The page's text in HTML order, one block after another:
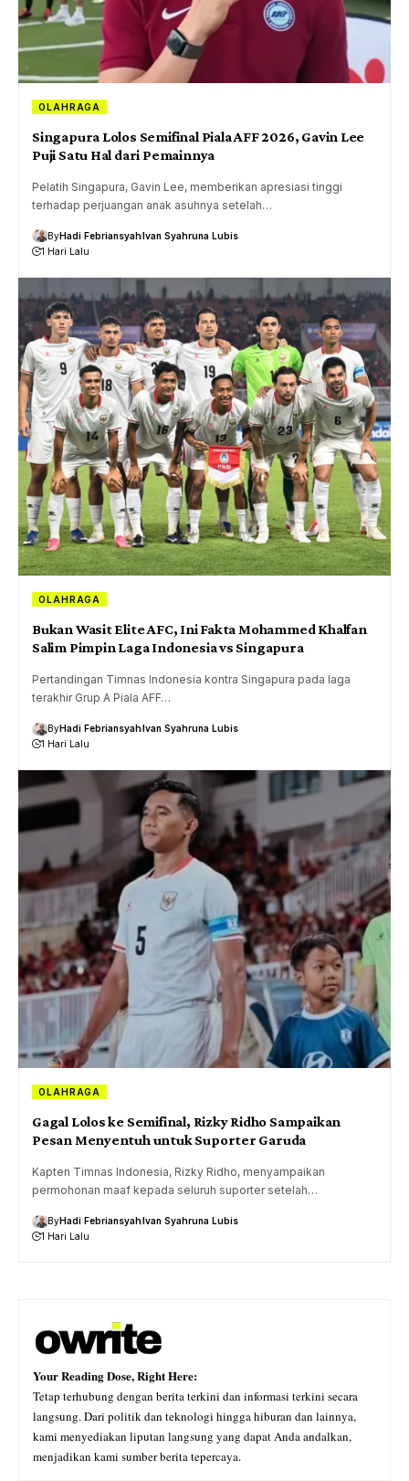
OLAHRAGA
Singapura Lolos Semifinal Piala AFF 2026, Gavin Lee
Puji Satu Hal dari Pemainnya
Pelatih Singapura, Gavin Lee, memberikan apresiasi tinggi
terhadap perjuangan anak asuhnya setelah…
ByHadi FebriansyahIvan Syahruna Lubis
1 Hari Lalu
OLAHRAGA
Bukan Wasit Elite AFC, Ini Fakta Mohammed Khalfan
Salim Pimpin Laga Indonesia vs Singapura
Pertandingan Timnas Indonesia kontra Singapura pada laga
terakhir Grup A Piala AFF…
ByHadi FebriansyahIvan Syahruna Lubis
1 Hari Lalu
OLAHRAGA
Gagal Lolos ke Semifinal, Rizky Ridho Sampaikan
Pesan Menyentuh untuk Suporter Garuda
Kapten Timnas Indonesia, Rizky Ridho, menyampaikan
permohonan maaf kepada seluruh suporter setelah…
ByHadi FebriansyahIvan Syahruna Lubis
1 Hari Lalu
Your Reading Dose, Right Here:
Tetap terhubung dengan berita terkini dan informasi terkini secara
langsung. Dari politik dan teknologi hingga hiburan dan lainnya,
kami menyediakan liputan langsung yang dapat Anda andalkan,
menjadikan kami sumber berita tepercaya.